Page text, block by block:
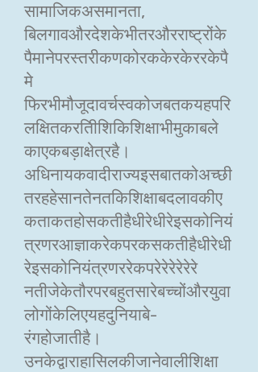
सामाजिकअसमानता,
बिलगावऔरदेशकेभीतरऔरराष्ट्रोंके
पैमानेपरस्तरीकणकोरककेरकेररकेपै
मे
फिरभीमौजूदावर्चस्वकोजबतकयहपरि
लक्षितकरतीिशिकिशिक्षाभीमुकाबले
काएकबड़ाक्षेत्रहै।
अधिनायकवादीराज्यइसबातकोअच्छी
तरहहेसानतेनतकिशिक्षाबदलावकीए
कताकतहोसकतीहैधीरेधीरेइसकोनियं
त्रणरआज्ञाकरेकपरकसकतीहैधीरेधी
रेइसकोनियंत्रणररेकपरेरेरेरेरेरे
नतीजेकेतौरपरबहुतसारेबच्चोंऔरयुवा
लोगोंकेलिएयहदुनियाबे-
रंगहोजातीहै।
उनकेद्वाराहासिलकीजानेवालीशिक्षा